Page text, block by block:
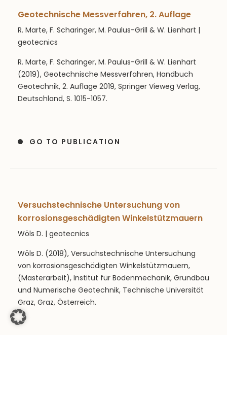
Geotechnische Messverfahren, 2. Auflage
R. Marte, F. Scharinger, M. Paulus-Grill & W. Lienhart |
geotecnics
R. Marte, F. Scharinger, M. Paulus-Grill & W. Lienhart
(2019), Geotechnische Messverfahren, Handbuch
Geotechnik, 2. Auflage 2019, Springer Vieweg Verlag,
Deutschland, S. 1015-1057.
GO TO PUBLICATION
Versuchstechnische Untersuchung von
korrosionsgeschädigten Winkelstützmauern
Wöls D. | geotecnics
Wöls D. (2018), Versuchstechnische Untersuchung
von korrosionsgeschädigten Winkelstützmauern,
(Masterarbeit), Institut für Bodenmechanik, Grundbau
und Numerische Geotechnik, Technische Universität
Graz, Graz, Österreich.